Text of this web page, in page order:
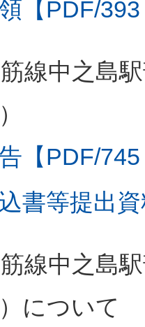
【PDF/
線中之島
【PDF/
書等提出
線中之島
について